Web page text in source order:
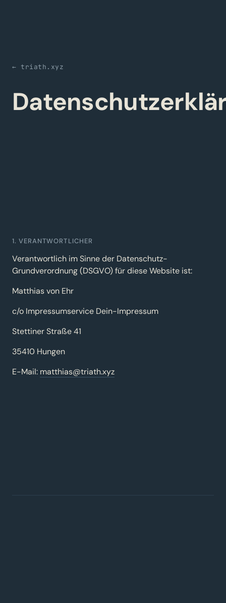
← triath.xyz
1. VERANTWORTLICHER
Verantwortlich im Sinne der Datenschutz-
Grundverordnung (DSGVO) für diese Website ist:
Matthias von Ehr
c/o Impressumservice Dein-Impressum
Stettiner Straße 41
35410 Hungen
E-Mail: matthias@triath.xyz